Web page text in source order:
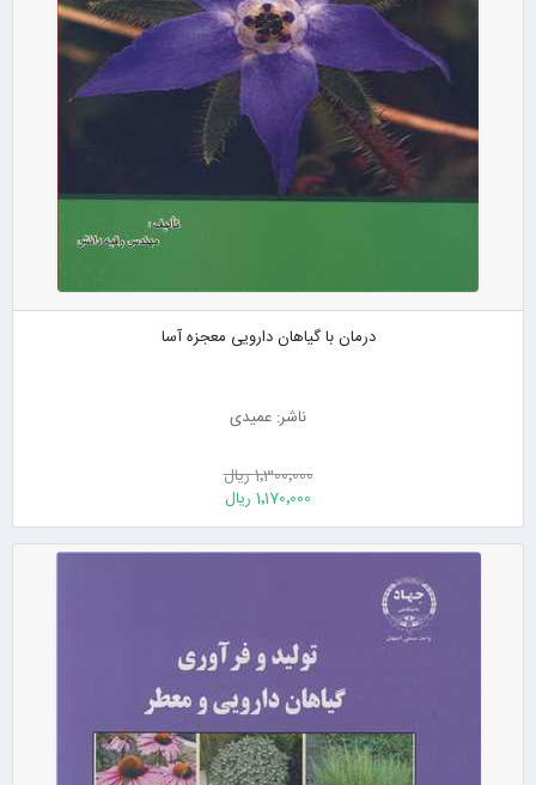
درمان با گیاهان دارویی معجزه آسا
ناشر: عمیدی
1٬300٬000 ریال
1٬170٬000 ریال